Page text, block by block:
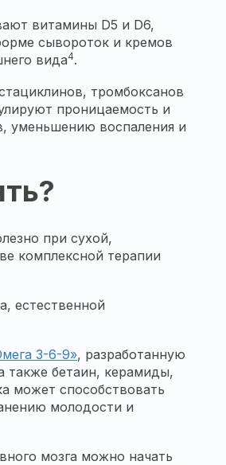
витамины D5 и D6,
сывороток и кремов
вида4.
тромбоксанов
проницаемость и
уменьшению воспаления и
при сухой,
комплексной терапии
естественной
3-6-9», разработанную
также бетаин, керамиды,
может способствовать
молодости и
мозга можно начать